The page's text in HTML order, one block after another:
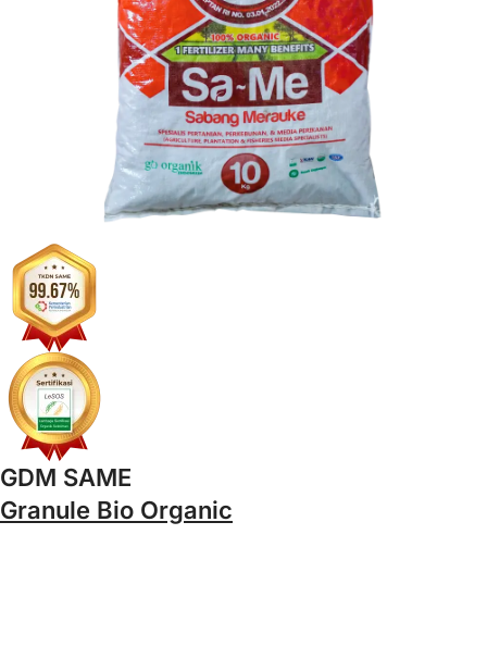
GDM SAME
Granule Bio Organic